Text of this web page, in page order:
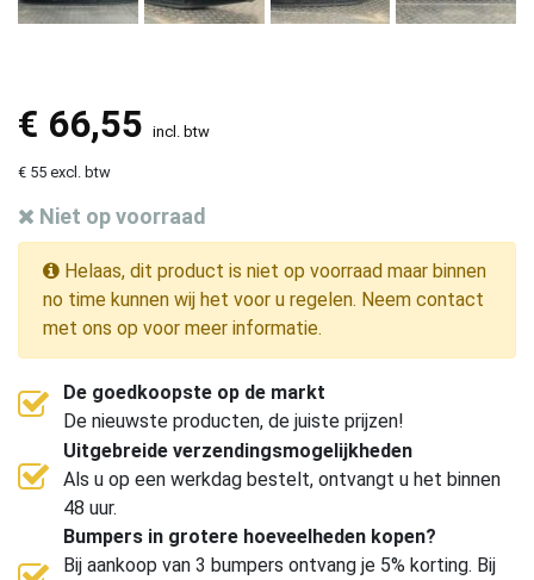
€ 66,55 incl. btw
€ 55 excl. btw
Niet op voorraad
Helaas, dit product is niet op voorraad maar binnen
no time kunnen wij het voor u regelen. Neem contact
met ons op voor meer informatie.
De goedkoopste op de markt
De nieuwste producten, de juiste prijzen!
Uitgebreide verzendingsmogelijkheden
Als u op een werkdag bestelt, ontvangt u het binnen
48 uur.
Bumpers in grotere hoeveelheden kopen?
Bij aankoop van 3 bumpers ontvang je 5% korting. Bij